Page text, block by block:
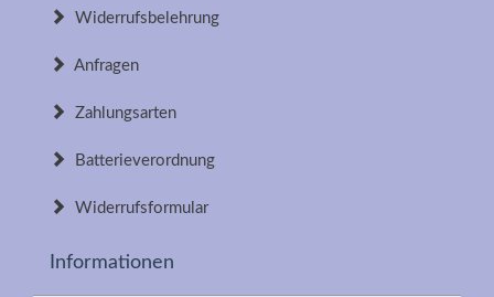
Widerrufsbelehrung
Anfragen
Zahlungsarten
Batterieverordnung
Widerrufsformular
Informationen